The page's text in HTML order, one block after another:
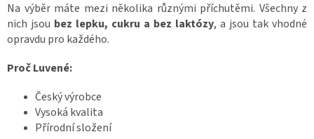
Na výběr máte mezi několika různými příchutěmi. Všechny z
nich jsou bez lepku, cukru a bez laktózy, a jsou tak vhodné
opravdu pro každého.
Proč Luvené:
Český výrobce
Vysoká kvalita
Přírodní složení